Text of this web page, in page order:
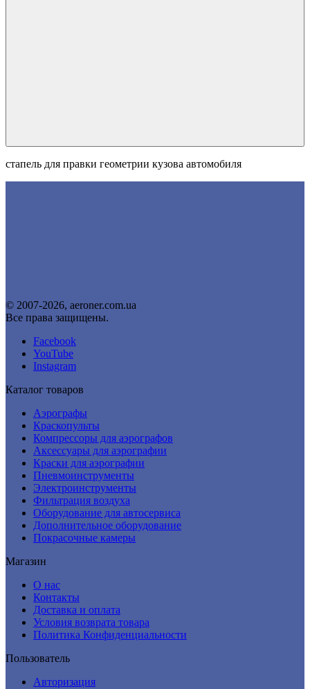
стапель для правки геометрии кузова автомобиля
© 2007-2026, aeroner.com.ua
Все права защищены.
Facebook
YouTube
Instagram
Каталог товаров
Аэрографы
Краскопульты
Компрессоры для аэрографов
Аксессуары для аэрографии
Краски для аэрографии
Пневмоинструменты
Электроинструменты
Фильтрация воздуха
Оборудование для автосервиса
Дополнительное оборудование
Покрасочные камеры
Магазин
О нас
Контакты
Доставка и оплата
Условия возврата товара
Политика Конфиденциальности
Пользователь
Авторизация